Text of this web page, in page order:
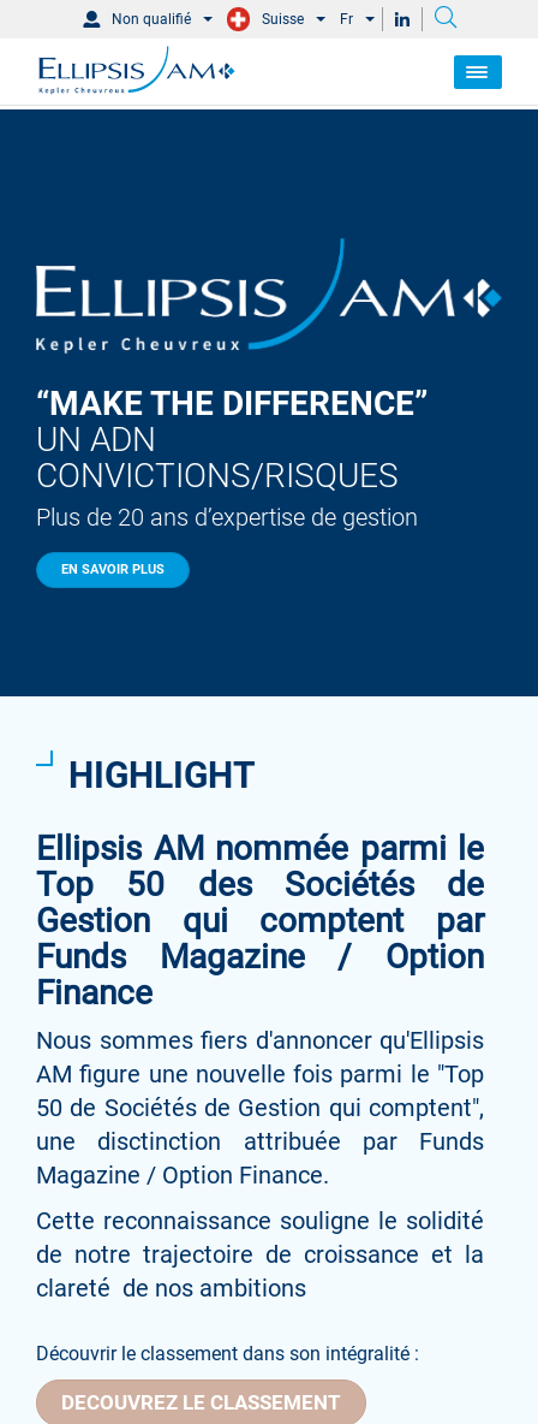
Non qualifié Suisse Fr
“MAKE THE DIFFERENCE”
UN ADN
CONVICTIONS/RISQUES
Plus de 20 ans d’expertise de gestion
EN SAVOIR PLUS
HIGHLIGHT
Ellipsis AM nommée parmi le
Top 50 des Sociétés de
Gestion qui comptent par
Funds Magazine / Option
Finance
Nous sommes fiers d'annoncer qu'Ellipsis
AM figure une nouvelle fois parmi le "Top
50 de Sociétés de Gestion qui comptent",
une disctinction attribuée par Funds
Magazine / Option Finance.
Cette reconnaissance souligne le solidité
de notre trajectoire de croissance et la
clareté de nos ambitions
Découvrir le classement dans son intégralité :
DECOUVREZ LE CLASSEMENT